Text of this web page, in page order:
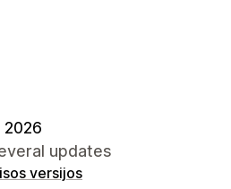
updates
versijos